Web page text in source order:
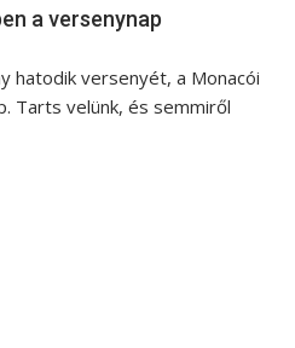
a versenynap
hatodik versenyét, a Monacói
Tarts velünk, és semmiről